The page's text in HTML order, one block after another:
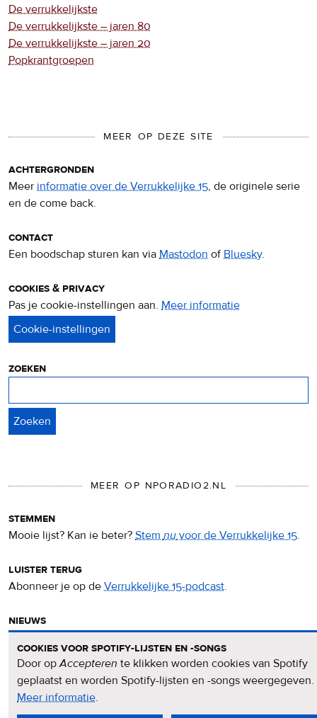
De verrukkelijkste
De verrukkelijkste – jaren 80
De verrukkelijkste – jaren 20
Popkrantgroepen
MEER OP DEZE SITE
achtergronden
Meer informatie over de Verrukkelijke 15, de originele serie
en de come back.
contact
Een boodschap sturen kan via Mastodon ofBluesky.
cookies & privacy
Pas je cookie-instellingen aan. Meer informatie
zoeken
MEER OP NPORADIO2.NL
stemmen
Mooie lijst? Kan ie beter? Stemnuvoor de Verrukkelijke 15.
luister terug
Abonneer je op de Verrukkelijke 15-podcast.
nieuws
nieuwsbrief
Meld je aan voor deVerrukkelijke 15-nieuwsbrief.
cookies voor spotify-lijsten en -songs
Door opAccepteren te klikken worden cookies van Spotify
geplaatst en worden Spotify-lijsten en -songs weergegeven.
Meer informatieover
privacy
.